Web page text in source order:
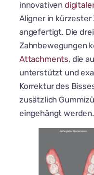
innovativen
Aligner in
angefertigt. Die
Zahnbewegungen
Attachments, die
unterstützt und
Korrektur des
zusätzlich
eingehängt werden.